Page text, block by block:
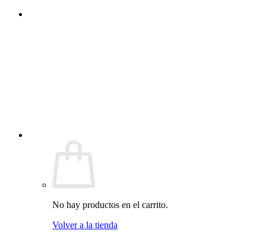
No hay productos en el carrito.
Volver a la tienda